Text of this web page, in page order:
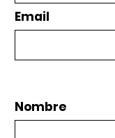
Email
Nombre